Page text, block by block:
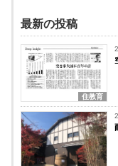
最新の投稿
住教育